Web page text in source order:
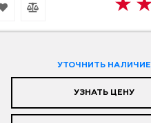
УТОЧНИТЬ НАЛИЧИЕ
УЗНАТЬ ЦЕНУ